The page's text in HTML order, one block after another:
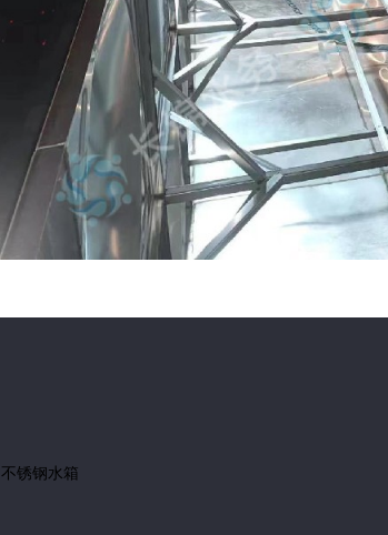
不锈钢水箱